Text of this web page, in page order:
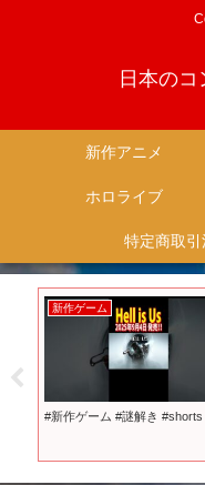
日本の
新作アニメ
ホロライブ
新作ゲーム
#新作ゲーム #謎解き #shorts